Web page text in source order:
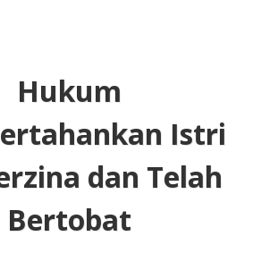
Hukum
Istri
dan Telah
Bertobat